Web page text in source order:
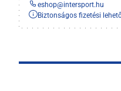
eshop@intersport.hu
Biztonságos fizetési